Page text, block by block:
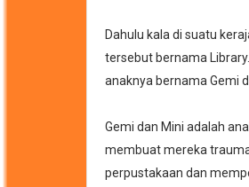
Dahulu kala di suatu
tersebut bernama
anaknya bernama Gemi
Gemi dan Mini adalah
membuat mereka
perpustakaan dan